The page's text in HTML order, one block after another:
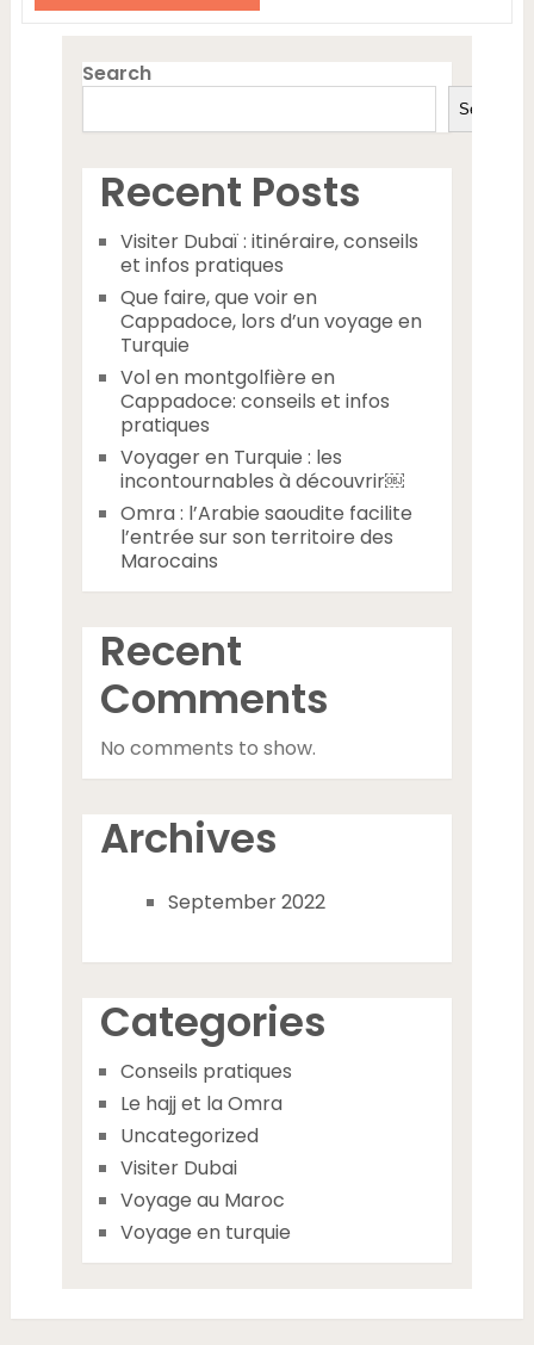
Search
Search
Recent Posts
Visiter Dubaï : itinéraire, conseils
et infos pratiques
Que faire, que voir en
Cappadoce, lors d’un voyage en
Turquie
Vol en montgolfière en
Cappadoce: conseils et infos
pratiques
Voyager en Turquie : les
incontournables à découvrir￼
Omra : l’Arabie saoudite facilite
l’entrée sur son territoire des
Marocains
Recent
Comments
No comments to show.
Archives
September 2022
Categories
Conseils pratiques
Le hajj et la Omra
Uncategorized
Visiter Dubai
Voyage au Maroc
Voyage en turquie